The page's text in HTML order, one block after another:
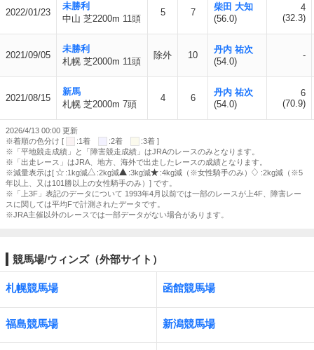
2022/01/23
未勝利
中山 芝2200m 11頭
5 7
柴田 大知
(56.0)
4
(32.3)
2021/09/05
未勝利
札幌 芝2000m 11頭
除外 10
丹内 祐次
(54.0)
-
2021/08/15
新馬
札幌 芝2000m 7頭
4 6
丹内 祐次
(54.0)
6
(70.9)
2026/4/13 00:00 更新
※着順の色分け [
:1着 :2着
:3着 ]
※「平地競走成績」と「障害競走成績」はJRAのレースのみとなります。
※「出走レース」はJRA、地方、海外で出走したレースの成績となります。
※減量表示は[
:1kg減 :2kg減 :3kg減 :4kg減（※女性騎手のみ）
:2kg減（※5
年以上、又は101勝以上の女性騎手のみ）] です。
※「上3F」表記のデータについて 1993年4月以前では一部のレースが上4F、障害レー
スに関しては平均Fで計測されたデータです。
※JRA主催以外のレースでは一部データがない場合があります。
競馬場/ウィンズ（外部サイト）
札幌競馬場 函館競馬場
福島競馬場 新潟競馬場